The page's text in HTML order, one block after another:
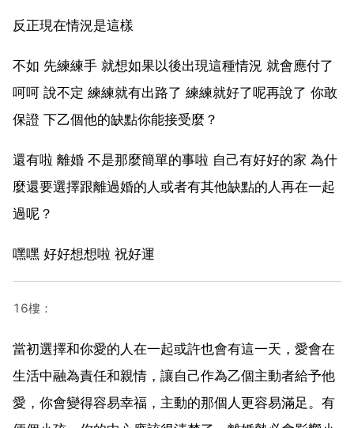
反正現在情況是這樣
不如 先練練手 就想如果以後出現這種情況 就會應付了
呵呵 說不定 練練就有出路了 練練就好了呢再說了 你敢
保證 下乙個他的缺點你能接受麼？
還有啦 離婚 不是那麼簡單的事啦 自己有好好的家 為什
麼還要選擇跟離過婚的人或者有其他缺點的人再在一起
過呢？
嘿嘿 好好想想啦 祝好運
16樓：
當初選擇和你愛的人在一起或許也會有這一天，愛會在
生活中融為責任和親情，讓自己作為乙個主動者給予他
愛，你會變得容易幸福，主動的那個人更容易滿足。有